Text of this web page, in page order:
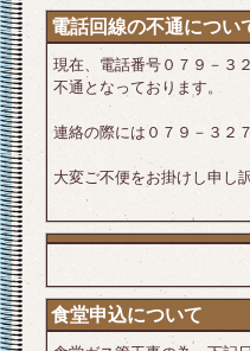
電話回線の不通につい
現在、電話番号０７９－３
不通となっております。
連絡の際には０７９－３２
大変ご不便をお掛けし申し
食堂申込について